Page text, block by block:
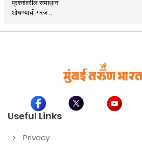
प्रश्नांवरील समाधान
शोधण्याची गरज ..
Useful Links
Privacy